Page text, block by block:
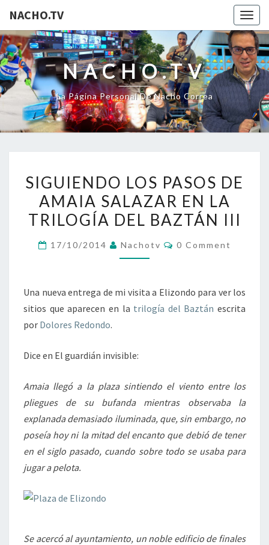
NACHO.TV
NACHO.TV
La Página Personal De Nacho Correa
LOS
PASOS
DE
SALAZAR
TRILOGÍA
DEL
SIGUIENDO LOS PASOS DE
AMAIA SALAZAR EN LA
TRILOGÍA DEL BAZTÁN III
17/10/2014 Nachotv Comments
0 Comment
Una nueva entrega de mi visita a Elizondo para ver los
sitios que aparecen en la trilogía del Baztán escrita
por Dolores Redondo.
Dice en El guardián invisible:
Amaia llegó a la plaza sintiendo el viento entre los
pliegues de su bufanda mientras observaba la
explanada demasiado iluminada, que, sin embargo, no
poseía hoy ni la mitad del encanto que debió de tener
en el siglo pasado, cuando sobre todo se usaba para
jugar a pelota.
Se acercó al ayuntamiento, un noble edificio de finales